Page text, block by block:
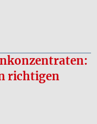
richtigen